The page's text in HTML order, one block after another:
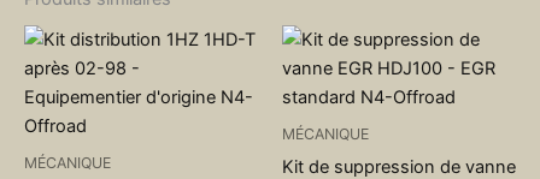
MÉCANIQUE
MÉCANIQUE
Kit de suppression de vanne